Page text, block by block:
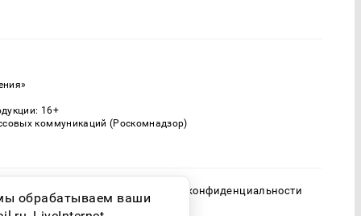
16+
коммуникаций (Роскомнадзор)
Политика конфиденциальности
обрабатываем ваши